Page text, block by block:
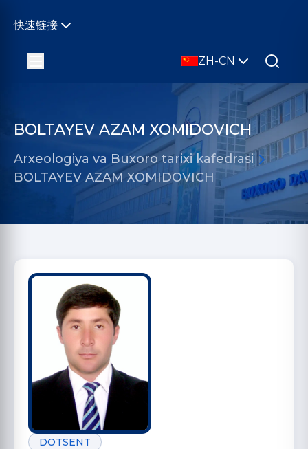
快速链接
ZH-CN
BOLTAYEV AZAM XOMIDOVICH
Arxeologiya va Buxoro tarixi kafedrasi
BOLTAYEV AZAM XOMIDOVICH
DOTSENT